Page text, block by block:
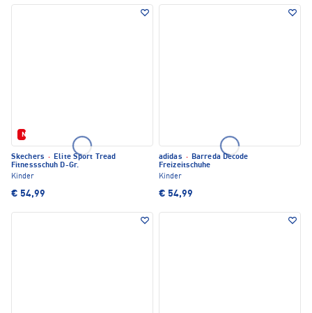
Neu
Skechers · Elite Sport Tread
Fitnessschuh D-Gr.
Kinder
€ 54,99
adidas · Barreda Decode
Freizeitschuhe
Kinder
€ 54,99